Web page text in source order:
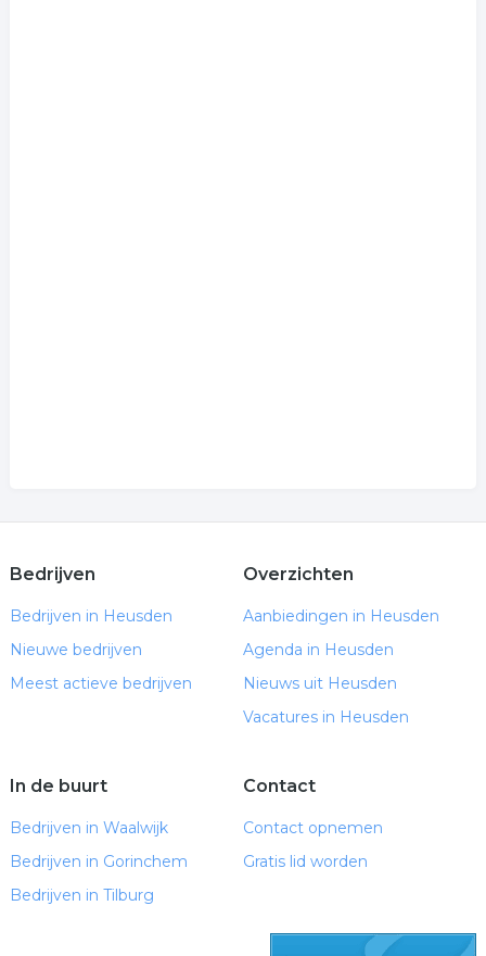
Bedrijven
Bedrijven in Heusden
Nieuwe bedrijven
Meest actieve bedrijven
Overzichten
Aanbiedingen in Heusden
Agenda in Heusden
Nieuws uit Heusden
Vacatures in Heusden
In de buurt
Bedrijven in Waalwijk
Bedrijven in Gorinchem
Bedrijven in Tilburg
Contact
Contact opnemen
Gratis lid worden